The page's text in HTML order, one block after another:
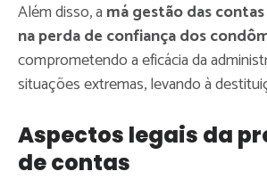
Além disso, a má gestão das
na perda de confiança dos
comprometendo a eficácia da
situações extremas, levando à
Aspectos legais da
de contas